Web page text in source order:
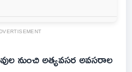
నుంచి అత్యవసర అవసరాల